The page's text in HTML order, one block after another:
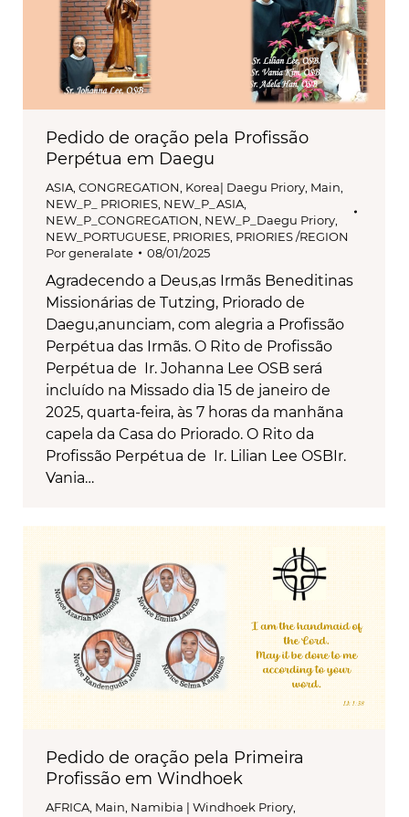
Pedido de oração pela Profissão
Perpétua em Daegu
ASIA, CONGREGATION, Korea| Daegu Priory, Main,
NEW_P_ PRIORIES, NEW_P_ASIA,
NEW_P_CONGREGATION, NEW_P_Daegu Priory,
NEW_PORTUGUESE, PRIORIES, PRIORIES /REGION
Porgeneralate 08/01/2025
Agradecendo a Deus,as Irmãs Beneditinas
Missionárias de Tutzing, Priorado de
Daegu,anunciam, com alegria a Profissão
Perpétua das Irmãs. O Rito de Profissão
Perpétua de Ir. Johanna Lee OSB será
incluído na Missado dia 15 de janeiro de
2025, quarta-feira, às 7 horas da manhãna
capela da Casa do Priorado. O Rito da
Profissão Perpétua de Ir. Lilian Lee OSBIr.
Vania…
Pedido de oração pela Primeira
Profissão em Windhoek
AFRICA, Main, Namibia | Windhoek Priory,